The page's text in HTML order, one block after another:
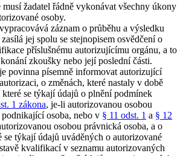
musí žadatel řádně vykonávat všechny úkony
osoby.
záznam o průběhu a výsledku
jej spolu se stejnopisem osvědčení o
příslušnému autorizujícímu orgánu, a to
zkoušky nebo její poslední části.
povinna písemně informovat autorizující
o změnách, které nastaly v době
které se týkají údajů o plnění podmínek
1 zákona, je-li autorizovanou osobou
osoba, nebo v § 11 odst. 1 a § 12
osobou právnická osoba, a o
se týkají údajů uváděných o autorizované
kvalifikací v seznamu autorizovaných